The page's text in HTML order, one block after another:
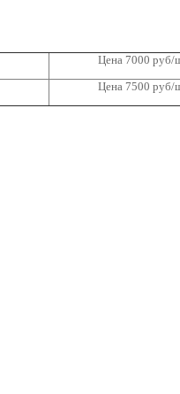
Цена 7000 руб/
Цена 7500 руб/